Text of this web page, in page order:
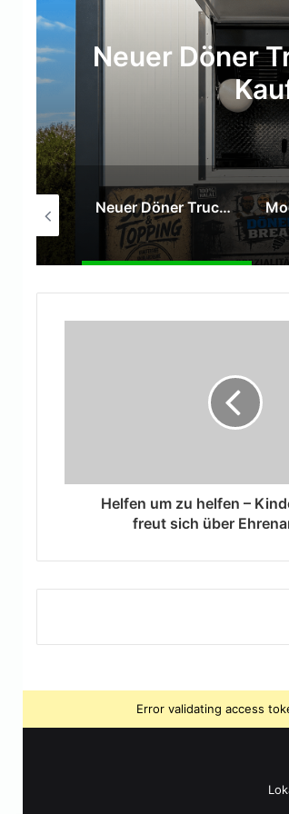
Neuer Döner
SPD Moers verleiht Willy-Brandt-Medaille an Hans Gerd Rötters Neuer Döner Truck „DönerBreak“ eröffnet auf dem Kaufland-Parkplatz in Moers
Helfen um zu helfen –
freut sich über
Error validating access